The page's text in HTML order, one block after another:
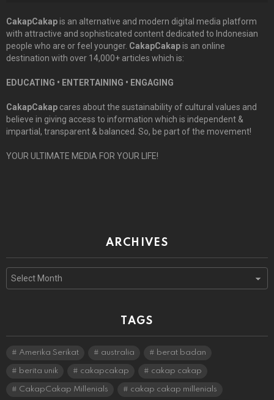
CakapCakapis an alternative and modern digital media platform
with attractive and sophisticated content dedicated to Indonesian
people who are or feel younger. CakapCakapis an online
destination with over 14,000+ articles which is:
EDUCATING • ENTERTAINING • ENGAGING
CakapCakap cares about the sustainability of cultural values and
believe in giving access to information which is independent &
impartial, transparent & balanced. So, be part of the movement!
YOUR ULTIMATE MEDIA FOR YOUR LIFE!
ARCHIVES
Archives
TAGS
Amerika Serikat australia berat badan
berita unik cakapcakap cakap cakap
CakapCakap Millenials cakap cakap millenials